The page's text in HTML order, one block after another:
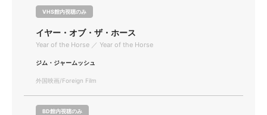
VHS館内視聴のみ
イヤー・オブ・ザ・ホース
Year of the Horse ／ Year of the Horse
ジム・ジャームッシュ
外国映画/Foreign Film
BD館内視聴のみ